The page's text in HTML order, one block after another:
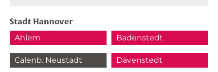
Stadt Hannover
Ahlem Badenstedt
Calenb. Neustadt Davenstedt